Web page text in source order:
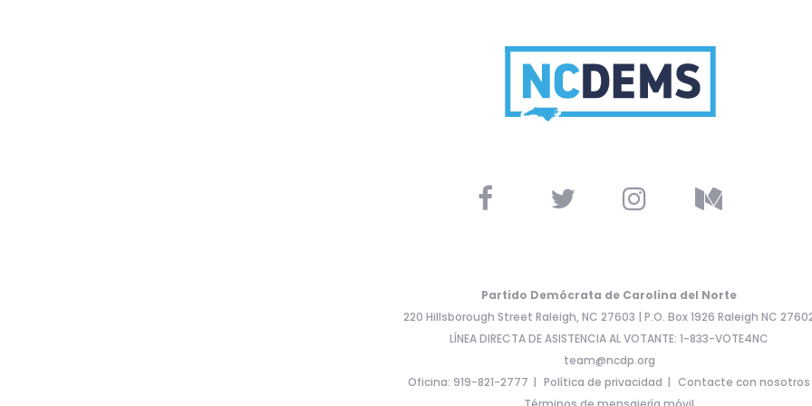
Partido Demócrata de Carolina del Norte
220 Hillsborough Street Raleigh, NC 27603 | P.O. Box 1926 Raleigh NC
LÍNEA DIRECTA DE ASISTENCIA AL VOTANTE: 1-833-VOTE4NC
team@ncdp.org
Oficina: 919-821-2777
Política de privacidad
Contacte con nosotros